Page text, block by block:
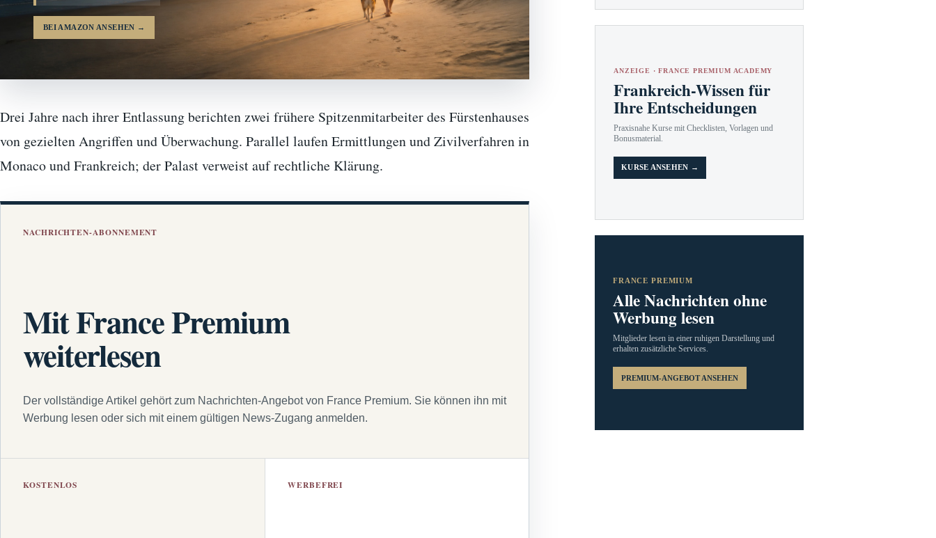
BEI AMAZON ANSEHEN →
Drei Jahre nach ihrer Entlassung berichten zwei frühere Spitzenmitarbeiter des Fürstenhauses
von gezielten Angriffen und Überwachung. Parallel laufen Ermittlungen und Zivilverfahren in
Monaco und Frankreich; der Palast verweist auf rechtliche Klärung.
NACHRICHTEN-ABONNEMENT
Mit France Premium
weiterlesen
Der vollständige Artikel gehört zum Nachrichten-Angebot von France Premium. Sie können ihn mit
Werbung lesen oder sich mit einem gültigen News-Zugang anmelden.
KOSTENLOS WERBEFREI
ANZEIGE · FRANCE PREMIUM ACADEMY
Frankreich-Wissen für
Ihre Entscheidungen
Praxisnahe Kurse mit Checklisten, Vorlagen und
Bonusmaterial.
KURSE ANSEHEN →
FRANCE PREMIUM
Alle Nachrichten ohne
Werbung lesen
Mitglieder lesen in einer ruhigen Darstellung und
erhalten zusätzliche Services.
PREMIUM-ANGEBOT ANSEHEN